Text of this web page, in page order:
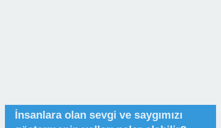
İnsanlara olan sevgi ve saygımızı